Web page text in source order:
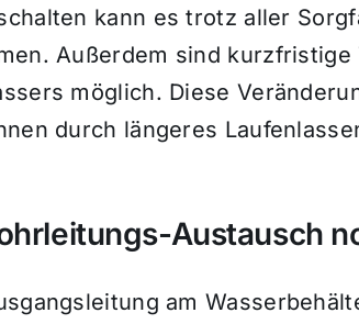
kann es trotz aller
Außerdem sind
möglich. Diese
durch längeres
Austausch
am